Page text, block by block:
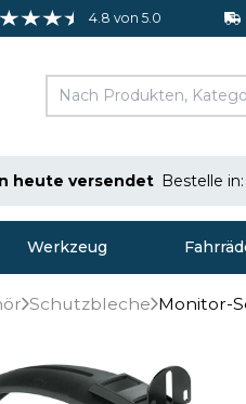
4.8 von 5.0
heute versendet Bestelle in:
Werkzeug
Schutzbleche Monitor-